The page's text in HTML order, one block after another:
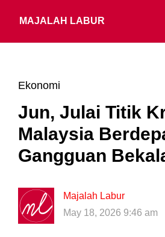
MAJALAH LABUR
Ekonomi
Jun, Julai Titik
Malaysia
Gangguan
Majalah Labur
May 18, 2026 9:46 am